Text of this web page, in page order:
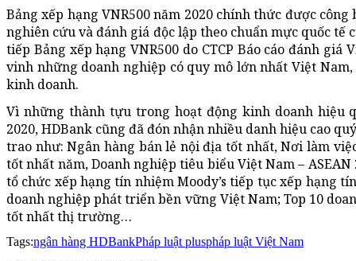
Bảng xếp hạng VNR500 năm 2020 chính thức được
nghiên cứu và đánh giá độc lập theo chuẩn mực quốc
tiếp Bảng xếp hạng VNR500 do CTCP Báo cáo đánh
vinh những doanh nghiệp có quy mô lớn nhất Việt
kinh doanh.
Vì những thành tựu trong hoạt động kinh doanh hiệu
2020, HDBank cũng đã đón nhận nhiều danh hiệu cao
trao như: Ngân hàng bán lẻ nội địa tốt nhất, Nơi làm
tốt nhất năm, Doanh nghiệp tiêu biểu Việt Nam –
tổ chức xếp hạng tín nhiệm Moody’s tiếp tục xếp hạng
doanh nghiệp phát triển bền vững Việt Nam; Top 10
tốt nhất thị trường…
Tags:ngân hàng HDBankPháp luật pluspháp luật Việt Nam